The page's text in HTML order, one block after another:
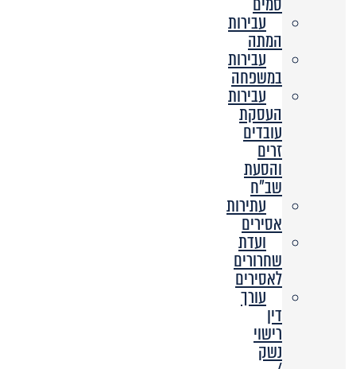
עבירות
המתה
עבירות
במשפחה
עבירות
העסקת
עובדים
זרים
והסעת
שב”ח
עתירות
אסירים
ועדת
שחרורים
לאסירים
עורך
דין
רישוי
נשק